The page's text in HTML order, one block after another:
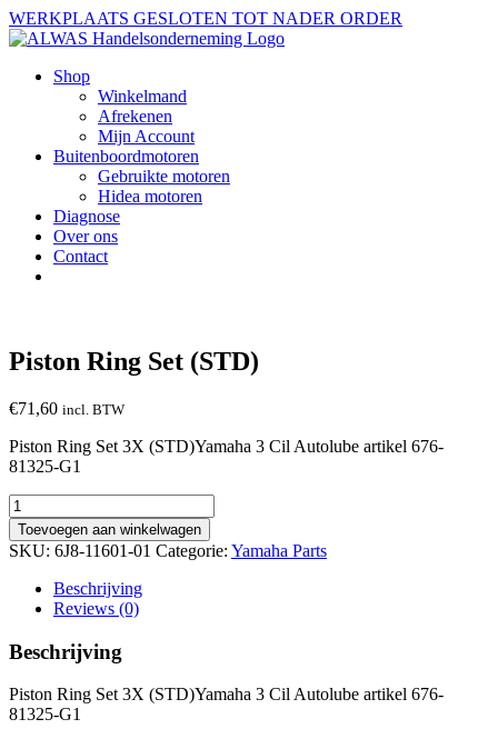
Ga
naar
WERKPLAATS GESLOTEN TOT NADER ORDER
Shop
Winkelmand
Afrekenen
Mijn Account
Buitenboordmotoren
Gebruikte motoren
Hidea motoren
Diagnose
Over ons
Contact
Piston Ring Set (STD)
€71,60 incl. BTW
Piston Ring Set 3X (STD)Yamaha 3 Cil Autolube artikel 676-
81325-G1
Piston
Ring
Set
(STD)
quantity
Toevoegen aan winkelwagen
SKU: 6J8-11601-01 Categorie: Yamaha Parts
Beschrijving
Reviews (0)
Beschrijving
Piston Ring Set 3X (STD)Yamaha 3 Cil Autolube artikel 676-
81325-G1